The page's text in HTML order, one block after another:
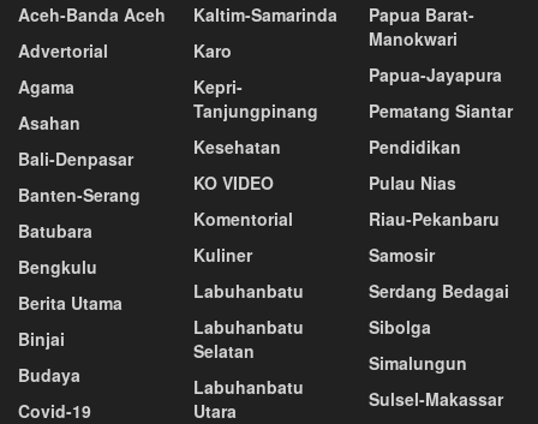
Aceh-Banda Aceh
Advertorial
Agama
Asahan
Bali-Denpasar
Banten-Serang
Batubara
Bengkulu
Berita Utama
Binjai
Budaya
Covid-19
Kaltim-Samarinda
Karo
Kepri-
Tanjungpinang
Kesehatan
KO VIDEO
Komentorial
Kuliner
Labuhanbatu
Labuhanbatu
Selatan
Labuhanbatu
Utara
Papua Barat-
Manokwari
Papua-Jayapura
Pematang Siantar
Pendidikan
Pulau Nias
Riau-Pekanbaru
Samosir
Serdang Bedagai
Sibolga
Simalungun
Sulsel-Makassar